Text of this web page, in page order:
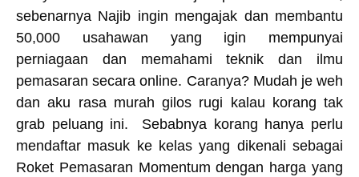
sebenarnya Najib ingin mengajak dan membantu
50,000 usahawan yang igin mempunyai
perniagaan dan memahami teknik dan ilmu
pemasaran secara online. Caranya? Mudah je weh
dan aku rasa murah gilos rugi kalau korang tak
grab peluang ini. Sebabnya korang hanya perlu
mendaftar masuk ke kelas yang dikenali sebagai
Roket Pemasaran Momentum dengan harga yang